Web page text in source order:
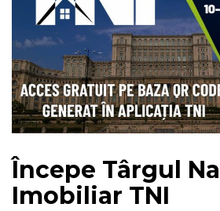
Începe Târgul
Imobiliar TNI